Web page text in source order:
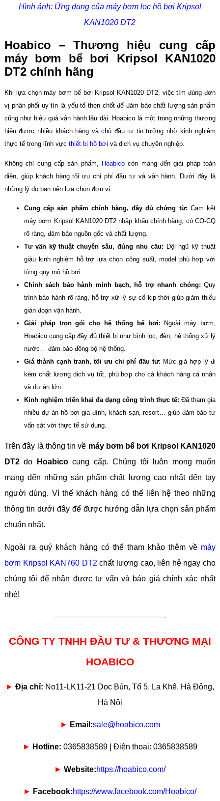
Hình ảnh: Ứng dụng của máy bơm lọc hồ bơi Kripsol
KAN1020 DT2
Hoabico – Thương hiệu cung cấp
máy bơm bể bơi Kripsol KAN1020
DT2 chính hãng
Khi lựa chọn máy bơm bể bơi Kripsol KAN1020 DT2, việc tìm đúng đơn
vị phân phối uy tín là yếu tố then chốt để đảm bảo chất lượng sản phẩm
cũng như hiệu quả vận hành lâu dài. Hoabico là một trong những thương
hiệu được nhiều khách hàng và chủ đầu tư tin tưởng nhờ kinh nghiệm
thực tế trong lĩnh vực thiết bị hồ bơi và dịch vụ chuyên nghiệp.
Không chỉ cung cấp sản phẩm, Hoabico còn mang đến giải pháp toàn
diện, giúp khách hàng tối ưu chi phí đầu tư và vận hành. Dưới đây là
những lý do bạn nên lựa chọn đơn vị:
Cung cấp sản phẩm chính hãng, đầy đủ chứng từ: Cam kết
máy bơm Kripsol KAN1020 DT2 nhập khẩu chính hãng, có CO-CQ
rõ ràng, đảm bảo nguồn gốc và chất lượng.
Tư vấn kỹ thuật chuyên sâu, đúng nhu cầu: Đội ngũ kỹ thuật
giàu kinh nghiệm hỗ trợ lựa chọn công suất, model phù hợp với
từng quy mô hồ bơi.
Chính sách bảo hành minh bạch, hỗ trợ nhanh chóng:Quy
trình bảo hành rõ ràng, hỗ trợ xử lý sự cố kịp thời giúp giảm thiểu
gián đoạn vận hành.
Giải pháp trọn gói cho hệ thống bể bơi:
Ngoài máy bơm,
Hoabico cung cấp đầy đủ thiết bị như bình lọc, đèn, hệ thống xử lý
nước… đảm bảo đồng bộ hệ thống.
Giá thành cạnh tranh, tối ưu chi phí đầu tư: Mức giá hợp lý đi
kèm chất lượng dịch vụ tốt, phù hợp cho cả khách hàng cá nhân
và dự án lớn.
Kinh nghiệm triển khai đa dạng công trình thực tế: Đã tham gia
nhiều dự án hồ bơi gia đình, khách sạn, resort… giúp đảm bảo tư
vấn sát với thực tế sử dụng.
Trên đây là thông tin về máy bơm bể bơi Kripsol KAN1020
DT2do Hoabicocung cấp. Chúng tôi luôn mong muốn
mang đến những sản phẩm chất lượng cao nhất đến tay
người dùng. Vì thế khách hàng có thể liên hệ theo những
thông tin dưới đây để được hướng dẫn lựa chọn sản phẩm
chuẩn nhất.
Ngoài ra quý khách hàng có thể tham khảo thêm về máy
bơm Kripsol KAN760 DT2 chất lượng cao, liên hệ ngay cho
chúng tôi để nhận được tư vấn và báo giá chính xác nhất
nhé!
——————————————-
CÔNG TY TNHH ĐẦU TƯ & THƯƠNG MẠI
HOABICO
►Địa chỉ: No11-LK11-21 Dọc Bún, Tổ 5, La Khê, Hà Đông,
Hà Nội
► Email:sale@hoabico.com
► Hotline: 0365838589 | Điện thoại: 0365838589
►Website:https://hoabico.com/
► Facebook:https://www.facebook.com/Hoabico/